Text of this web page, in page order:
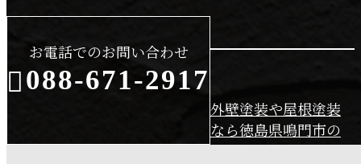
お電話でのお問い合わせ
088-671-2917
外壁塗装や屋根塗装
なら徳島県鳴門市の